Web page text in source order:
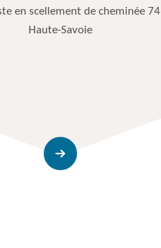
en scellement de cheminée 74
Haute-Savoie